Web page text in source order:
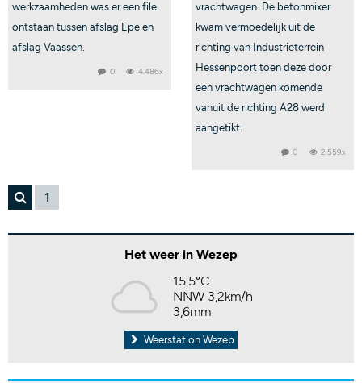
werkzaamheden was er een file
ontstaan tussen afslag Epe en
afslag Vaassen.
0 4.486x
vrachtwagen. De betonmixer
kwam vermoedelijk uit de
richting van Industrieterrein
Hessenpoort toen deze door
een vrachtwagen komende
vanuit de richting A28 werd
aangetikt.
0 2.559x
1
Het weer in Wezep
15,5°C
NNW 3,2km/h
3,6mm
Weerstation Wezep